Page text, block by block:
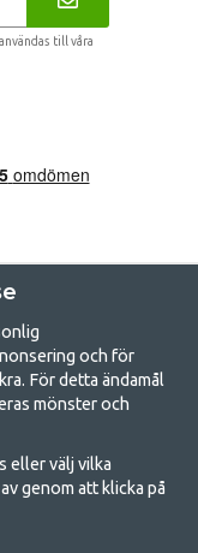
till våra
för camping
sätt att samla familjen
du tillhör hittar du
och för
För detta ändamål
mönster och
eller välj vilka
genom att klicka på